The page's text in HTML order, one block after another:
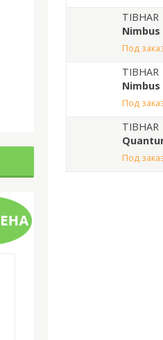
TIBHAR
под
TIBHAR
Nimbus
под
TIBHAR
под